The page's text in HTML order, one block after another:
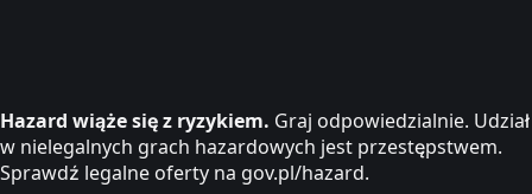
Hazard wiąże się z ryzykiem. Graj odpowiedzialnie. Udział
w nielegalnych grach hazardowych jest przestępstwem.
Sprawdź legalne oferty na gov.pl/hazard.